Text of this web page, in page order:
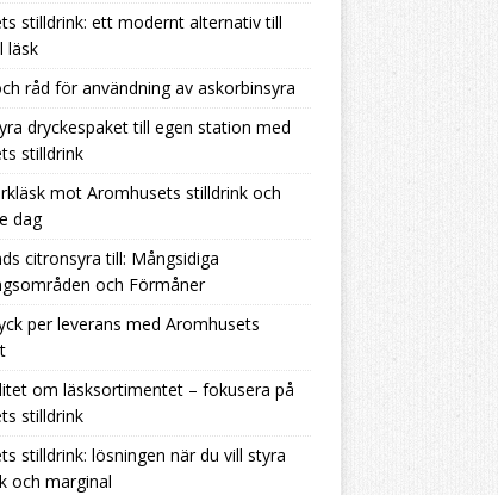
stilldrink: ett modernt alternativ till
läsk
råd för användning av askorbinsyra
dryckespaket till egen station med
stilldrink
mot Aromhusets stilldrink och
dag
citronsyra till: Mångsidiga
och Förmåner
per leverans med Aromhusets
om läsksortimentet – fokusera på
stilldrink
stilldrink: lösningen när du vill styra
och marginal